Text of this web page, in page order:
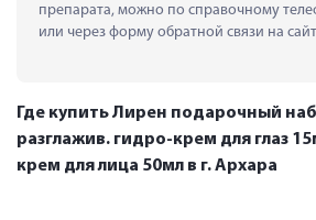
препарата, можно по справочному
или через форму обратной связи на
Где купить Лирен подарочный
разглажив. гидро-крем для глаз
крем для лица 50мл в г. Архара